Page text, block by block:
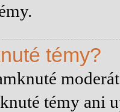
témy?
témy ani